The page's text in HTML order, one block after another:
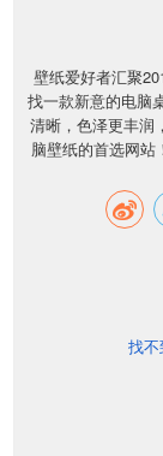
壁纸爱好者汇聚
找一款新意的电脑
清晰，色泽更丰润
脑壁纸的首选网站
找